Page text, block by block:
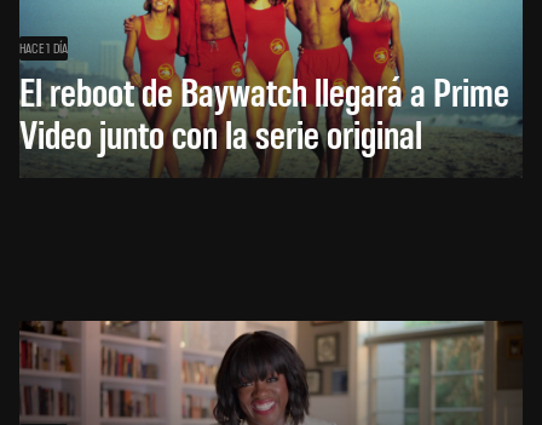
HACE 1 DÍA
El reboot de Baywatch llegará a Prime
Video junto con la serie original